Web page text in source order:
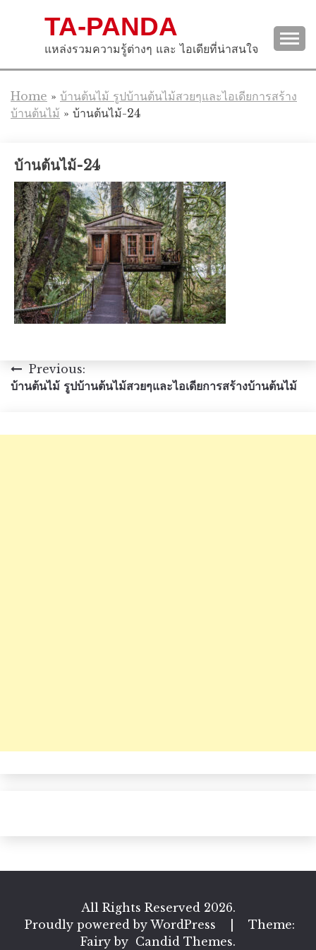
TA-PANDA
แหล่งรวมความรู้ต่างๆ และ ไอเดียที่น่าสนใจ
Home » บ้านต้นไม้ รูปบ้านต้นไม้สวยๆและไอเดียการสร้าง
บ้านต้นไม้ » บ้านต้นไม้-24
บ้านต้นไม้-24
แนะแนว
Previous:
บ้านต้นไม้ รูปบ้านต้นไม้สวยๆและไอเดียการสร้างบ้านต้นไม้
All Rights Reserved 2026.
Proudly powered by WordPress
Theme:
Fairy by Candid Themes.